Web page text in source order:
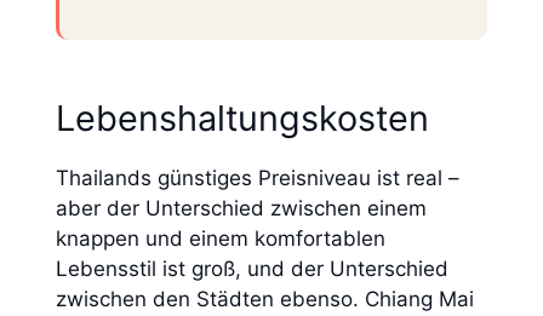
Lebenshaltungskosten
Thailands günstiges Preisniveau ist real –
aber der Unterschied zwischen einem
knappen und einem komfortablen
Lebensstil ist groß, und der Unterschied
zwischen den Städten ebenso. Chiang Mai